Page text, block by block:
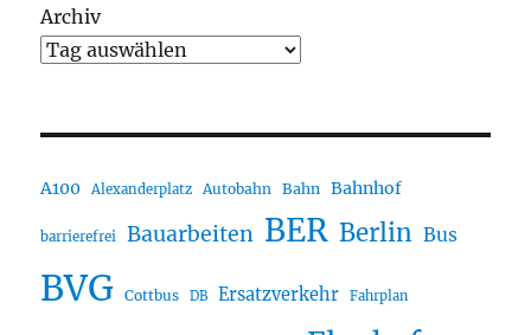
Archiv
A100 Alexanderplatz Autobahn Bahn Bahnhof
barrierefrei Bauarbeiten BER Berlin Bus
BVG Cottbus DB Ersatzverkehr Fahrplan